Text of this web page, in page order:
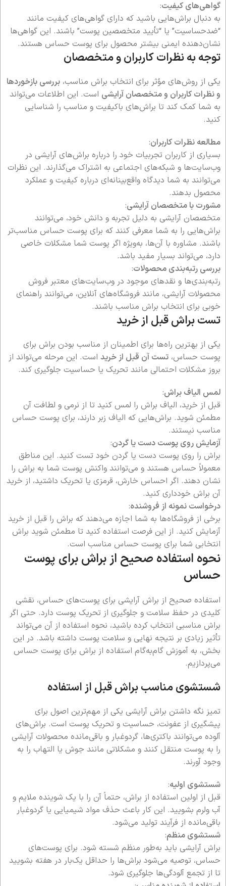
گواهی‌های کیفیت:
به دنبال براش‌هایی باشید که دارای گواهی‌های کیفیت مانند
“ضدحساسیت” یا “تأیید متخصصین پوست” باشند. این گواهی‌ها
نشان‌دهنده ایمنی بیشتر محصول برای پوست حساس هستند.
توجه به نظرات کاربران و متخصصان
یکی از روش‌های مؤثر برای انتخاب براش مناسب، بررسی بازخوردها
و نظرات کاربران و متخصصان آرایشی است. این اطلاعات می‌تواند
به شما کمک کند تا براش‌های باکیفیت و مناسب را شناسایی
کنید.
مطالعه نظرات کاربران:
بسیاری از کاربران تجربیات خود را درباره براش‌های آرایشی در
وب‌سایت‌ها و شبکه‌های اجتماعی به اشتراک می‌گذارند. این نظرات
می‌توانند به شما دیدگاه واقع‌بینانه‌ای درباره کیفیت و عملکرد
محصول بدهند.
مشورت با متخصصان آرایشی:
متخصصان آرایشی به دلیل تجربه و دانش خود، می‌توانند
براش‌هایی را به شما معرفی کنند که برای پوست حساس مناسب‌تر
باشند. مشاوره با آن‌ها، به‌ویژه اگر پوست شما مشکلات خاصی
دارد، می‌تواند بسیار مفید باشد.
بررسی رتبه‌بندی محصولات:
رتبه‌بندی‌ها و نقدهای موجود در وب‌سایت‌های معتبر فروش
محصولات آرایشی، مانند فروشگاه‌های آنلاین، می‌توانند راهنمای
خوبی برای انتخاب براش مناسب باشند.
تست براش قبل از خرید
یکی از بهترین راه‌ها برای اطمینان از مناسب بودن براش برای
پوست حساس، تست آن قبل از خرید است. این مرحله می‌تواند از
بروز مشکلات احتمالی مانند تحریک یا حساسیت جلوگیری کند.
لمس الیاف براش:
قبل از خرید، الیاف براش را لمس کنید تا از نرمی و لطافت آن
مطمئن شوید. براش‌هایی که الیاف زبر دارند، برای پوست حساس
مناسب نیستند.
آزمایش روی پوست دست یا گردن:
براش را روی پوست دست یا گردن خود تست کنید. این مناطق
معمولاً حساس هستند و می‌توانند واکنش پوست شما به براش را
نشان دهند. اگر احساس خارش، قرمزی یا تحریک داشتید، از خرید
آن براش خودداری کنید.
درخواست نمونه از فروشنده:
برخی از فروشگاه‌ها به شما اجازه می‌دهند که براش را قبل از خرید
آزمایش کنید. از این فرصت استفاده کنید تا مطمئن شوید براش
انتخابی شما برای پوست حساس مناسب است.
نحوه استفاده صحیح از براش برای پوست
حساس
استفاده صحیح از براش آرایشی برای پوست‌های حساس، نقشی
کلیدی در حفظ سلامت و جلوگیری از تحریک پوست دارد. حتی اگر
براش مناسبی انتخاب کرده باشید، نحوه استفاده از آن می‌تواند
تأثیر زیادی بر نتیجه نهایی و سلامت پوست داشته باشد. در این
بخش، به آموزش گام‌به‌گام استفاده از براش برای پوست حساس
می‌پردازیم.
شستشوی مناسب براش قبل از استفاده
تمیز نگه داشتن براش آرایشی یکی از مهم‌ترین اصول برای
پیشگیری از عفونت، حساسیت و تحریک پوست است. براش‌های
آلوده می‌توانند باکتری‌ها، گردوغبار و باقی‌مانده محصولات آرایشی
را به پوست منتقل کنند و مشکلاتی مانند جوش یا التهاب را به
وجود آورند.
شستشوی اولیه:
قبل از اولین استفاده از براش، حتماً آن را با یک شوینده ملایم و
آب ولرم بشویید. این کار باعث حذف مواد شیمیایی یا گردوغبار
باقی‌مانده از فرآیند تولید می‌شود.
شستشوی منظم:
براش آرایشی باید به‌طور منظم شسته شود. برای پوست‌های
حساس، توصیه می‌شود براش‌ها را حداقل یک‌بار در هفته بشویید
تا از تجمع آلودگی‌ها جلوگیری شود.